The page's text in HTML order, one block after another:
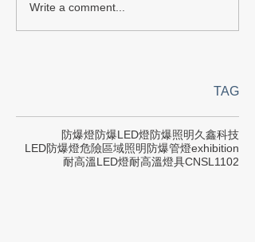
Write a comment...
TAG
防爆燈防爆LED燈防爆照明久鑫科技
LED防爆燈危險區域照明防爆管燈exhibition
耐高溫LED燈耐高溫燈具CNSL1102